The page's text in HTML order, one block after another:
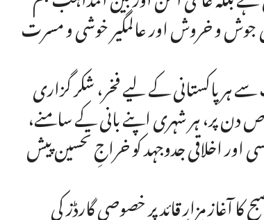
جوش و خروش اور عالمگیر خوشی و مسرت
ہر پاکستانی کے لیے فخر، شکر گزاری
دن پر، ہر شہری اپنے بانی کے سامنے،
اخلاقی جدوجہد کو خراجِ تحسین پیش
مزارِ قائد پر خصوصی گارڈز کی